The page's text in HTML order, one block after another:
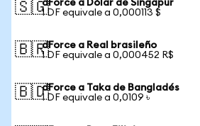
🇸🇬dForce a Dólar de Singapur
1 DF equivale a 0,000113 $
🇧🇷dForce a Real brasileño
1 DF equivale a 0,000452 R$
🇧🇩dForce a Taka de Bangladés
1 DF equivale a 0,0109 ৳